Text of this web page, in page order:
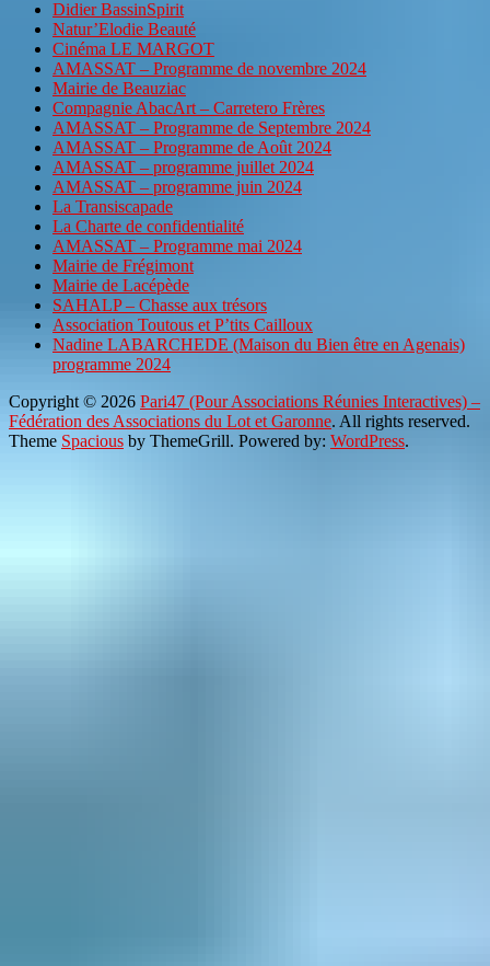
Didier BassinSpirit
Natur’Elodie Beauté
Cinéma LE MARGOT
AMASSAT – Programme de novembre 2024
Mairie de Beauziac
Compagnie AbacArt – Carretero Frères
AMASSAT – Programme de Septembre 2024
AMASSAT – Programme de Août 2024
AMASSAT – programme juillet 2024
AMASSAT – programme juin 2024
La Transiscapade
La Charte de confidentialité
AMASSAT – Programme mai 2024
Mairie de Frégimont
Mairie de Lacépède
SAHALP – Chasse aux trésors
Association Toutous et P’tits Cailloux
Nadine LABARCHEDE (Maison du Bien être en Agenais)
programme 2024
Copyright © 2026 Pari47 (Pour Associations Réunies Interactives) –
Fédération des Associations du Lot et Garonne. All rights reserved.
Theme Spacious by ThemeGrill. Powered by: WordPress.